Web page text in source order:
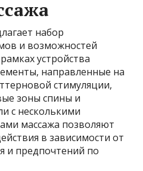
набор
и возможностей
устройства
направленные на
стимуляции,
зоны спины и
с несколькими
массажа позволяют
в зависимости от
и предпочтений по